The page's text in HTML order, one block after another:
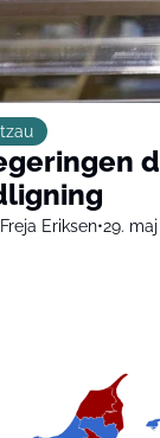
Freja Eriksen•29.